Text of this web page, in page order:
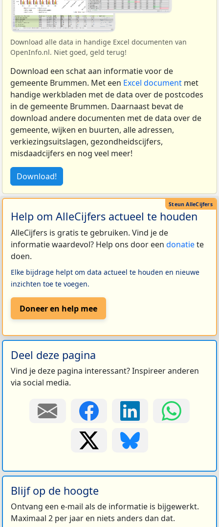
Download alle data in handige Excel documenten van
OpenInfo.nl. Niet goed, geld terug!
Download een schat aan informatie voor de
gemeente Brummen. Met een Excel document met
handige werkbladen met de data over de postcodes
in de gemeente Brummen. Daarnaast bevat de
download andere documenten met de data over de
gemeente, wijken en buurten, alle adressen,
verkiezingsuitslagen, gezondheidscijfers,
misdaadcijfers en nog veel meer!
Download!
Help om AlleCijfers actueel te houden
AlleCijfers is gratis te gebruiken. Vind je de
informatie waardevol? Help ons door een donatiete
doen.
Elke bijdrage helpt om data actueel te houden en nieuwe
inzichten toe te voegen.
Doneer en help mee
Deel deze pagina
Vind je deze pagina interessant? Inspireer anderen
via social media.
Blijf op de hoogte
Ontvang een e-mail als de informatie is bijgewerkt.
Maximaal 2 per jaar en niets anders dan dat.